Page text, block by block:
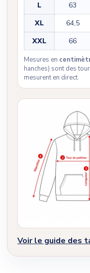
L
63
XL
64,5
XXL
66
Mesures en
hanches) sont des
mesurent en direct.
Voir le guide des